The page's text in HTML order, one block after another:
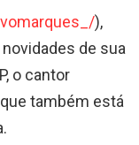
),
de sua
o cantor
também está